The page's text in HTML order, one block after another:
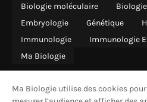
Biologie moléculaire
Embryologie
Génétique
Immunologie
Immunologie
Ma Biologie
Ma Biologie utilise des cookies